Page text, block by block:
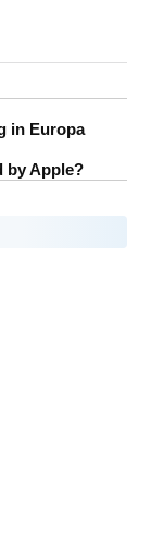
in Europa
by Apple?